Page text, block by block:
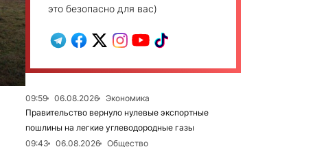
это безопасно для вас)
09:59 06.08.2026
Экономика
Правительство вернуло нулевые экспортные
пошлины на легкие углеводородные газы
09:43
06.08.2026
Общество